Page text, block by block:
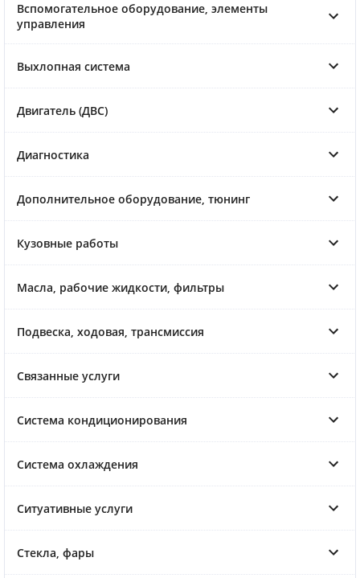
Вспомогательное оборудование, элементы
управления
Выхлопная система
Двигатель (ДВС)
Диагностика
Дополнительное оборудование, тюнинг
Кузовные работы
Масла, рабочие жидкости, фильтры
Подвеска, ходовая, трансмиссия
Связанные услуги
Система кондиционирования
Система охлаждения
Ситуативные услуги
Стекла, фары